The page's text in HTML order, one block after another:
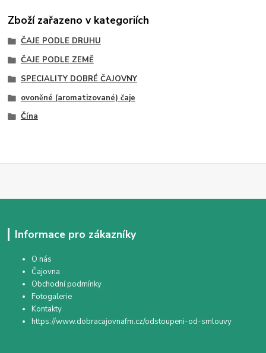
Zboží zařazeno v kategoriích
ČAJE PODLE DRUHU
ČAJE PODLE ZEMĚ
SPECIALITY DOBRÉ ČAJOVNY
ovoněné (aromatizované) čaje
Čína
Informace pro zákazníky
O nás
Čajovna
Obchodní podmínky
Fotogalerie
Kontakty
https://www.dobracajovnafm.cz/odstoupeni-od-smlouvy